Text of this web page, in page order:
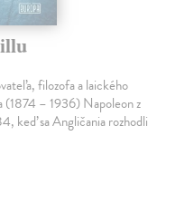
filozofa a laického
– 1936) Napoleon z
keď sa Angličania rozhodli